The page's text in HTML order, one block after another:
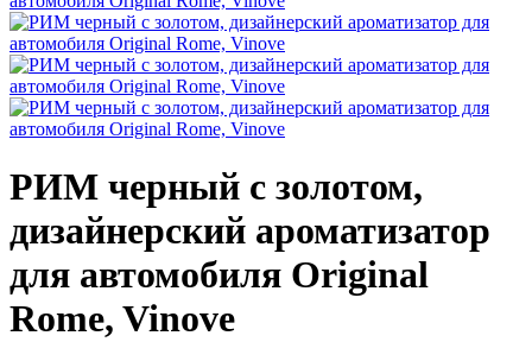
РИМ черный с золотом,
дизайнерский ароматизатор
для автомобиля Original
Rome, Vinove